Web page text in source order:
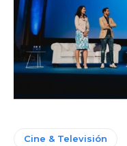
Cine & Televisión